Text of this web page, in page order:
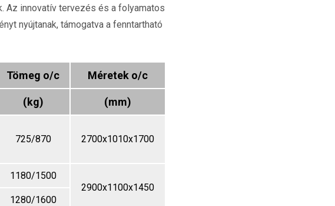
Az innovatív tervezés és a folyamatos
nyújtanak, támogatva a fenntartható
Tömeg o/c Méretek o/c
(kg) (mm)
725/870
2700x1010x1700
1180/1500
2900x1100x1450
1280/1600